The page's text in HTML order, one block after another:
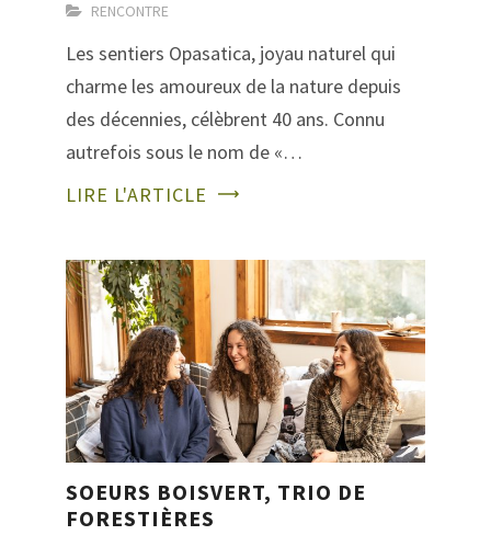
RENCONTRE
Les sentiers Opasatica, joyau naturel qui
charme les amoureux de la nature depuis
des décennies, célèbrent 40 ans. Connu
autrefois sous le nom de «…
LIRE L'ARTICLE
SOEURS BOISVERT, TRIO DE
FORESTIÈRES